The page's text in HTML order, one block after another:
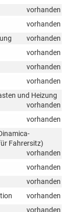
vorhanden
vorhanden
vorhanden
vorhanden
vorhanden
vorhanden
und Heizung
vorhanden
vorhanden
Fahrersitz)
vorhanden
vorhanden
vorhanden
vorhanden
vorhanden